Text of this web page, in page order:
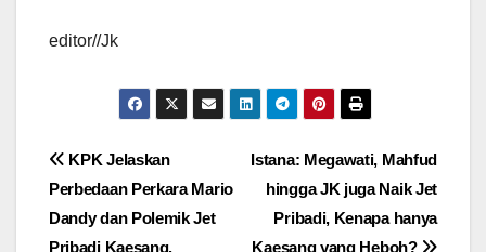
editor//Jk
Navigasi
pos
Istana: Megawati, Mahfud
hingga JK juga Naik Jet
Pribadi, Kenapa hanya
Kaesang yang Heboh?
KPK Jelaskan
Perbedaan Perkara Mario
Dandy dan Polemik Jet
Pribadi Kaesang.